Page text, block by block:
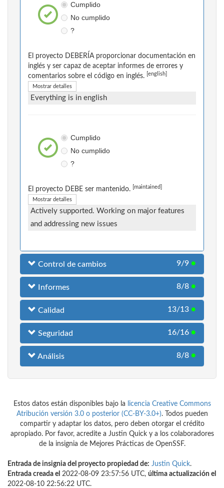
Cumplido
No cumplido
?
El proyecto DEBERÍA proporcionar documentación en
inglés y ser capaz de aceptar informes de errores y
comentarios sobre el código en inglés.
[english]
Mostrar detalles
Everything is in english
Cumplido
No cumplido
?
El proyecto DEBE ser mantenido. [maintained]
Mostrar detalles
Actively supported. Working on major features
and addressing new issues
Control de cambios 9/9 ●
Informes 8/8 ●
Calidad 13/13 ●
Seguridad 16/16 ●
Análisis 8/8 ●
Estos datos están disponibles bajo la
licencia Creative Commons
Atribución versión 3.0 o posterior (CC-BY-3.0+). Todos pueden
compartir y adaptar los datos, pero deben otorgar el crédito
apropiado. Por favor, acredite a Justin Quick y a los colaboradores
de la insignia de Mejores Prácticas de OpenSSF.
Entrada de insignia del proyecto propiedad de: Justin Quick.
Entrada creada el 2022-08-09 23:57:56 UTC, última actualización el
2022-08-10 22:56:22 UTC.